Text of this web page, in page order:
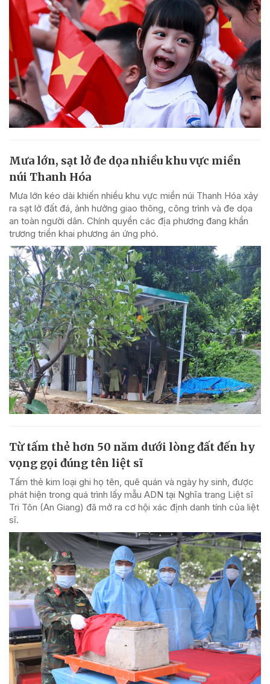
Mưa lớn, sạt lở đe dọa nhiều khu vực miền
núi Thanh Hóa
Mưa lớn kéo dài khiến nhiều khu vực miền núi Thanh Hóa xảy
ra sạt lở đất đá, ảnh hưởng giao thông, công trình và đe dọa
an toàn người dân. Chính quyền các địa phương đang khẩn
trương triển khai phương án ứng phó.
Từ tấm thẻ hơn 50 năm dưới lòng đất đến hy
vọng gọi đúng tên liệt sĩ
Tấm thẻ kim loại ghi họ tên, quê quán và ngày hy sinh, được
phát hiện trong quá trình lấy mẫu ADN tại Nghĩa trang Liệt sĩ
Tri Tôn (An Giang) đã mở ra cơ hội xác định danh tính của liệt
sĩ.